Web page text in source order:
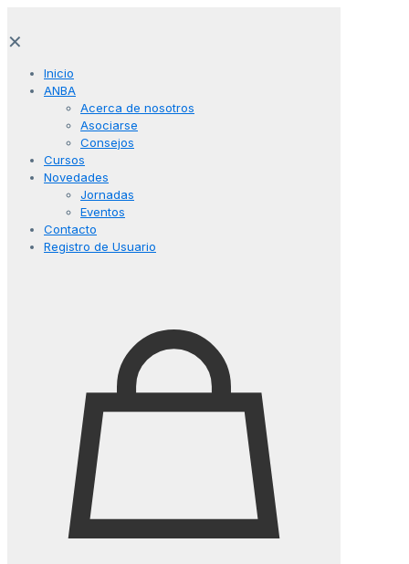
✕
Inicio
ANBA
Acerca de nosotros
Asociarse
Consejos
Cursos
Novedades
Jornadas
Eventos
Contacto
Registro de Usuario